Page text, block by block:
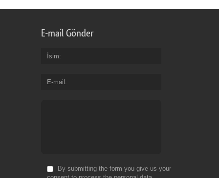
E-mail Gönder
İsim
E-mail
By submitting the form you give us your